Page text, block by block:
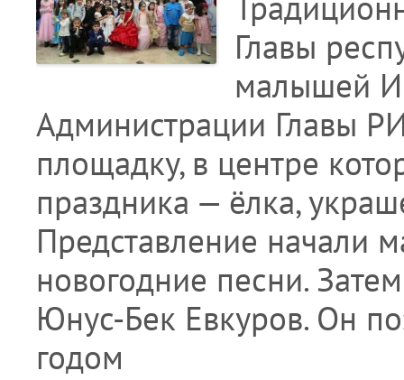
Главы
малышей
Администрации Главы
площадку, в центре
праздника — ёлка,
Представление начали
новогодние песни.
Юнус-Бек Евкуров. Он
годом